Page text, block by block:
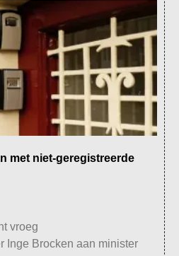
met niet-geregistreerde
vroeg
Inge Brocken aan minister